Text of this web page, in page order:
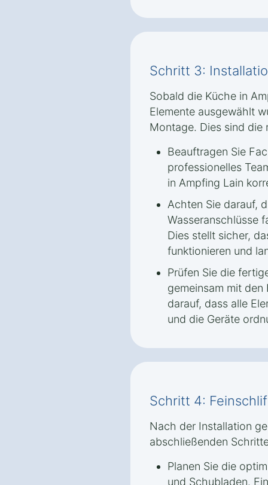
Schritt 3:
Sobald die Küche in
Elemente ausgewählt
Montage. Dies sind die
Beauftragen Sie
professionelles
in Ampfing Lain
Achten Sie darauf,
Wasseranschlüsse
Dies stellt sicher,
funktionieren und
Prüfen Sie die
gemeinsam mit den
darauf, dass alle
und die Geräte
Schritt 4:
Nach der Installation
abschließenden
Planen Sie die
und Schubladen.